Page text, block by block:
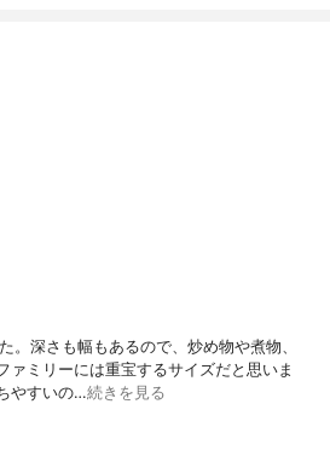
。深さも幅もあるので、炒め物や煮物、
ァミリーには重宝するサイズだと思いま
やすいの…続きを見る